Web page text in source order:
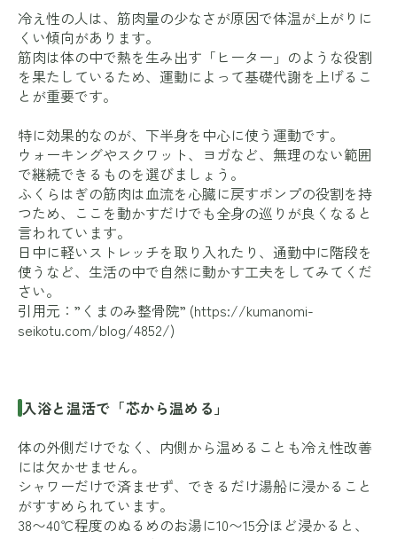
冷え性の人は、筋肉量の少なさが原因で体温が上がりに
くい傾向があります。
筋肉は体の中で熱を生み出す「ヒーター」のような役割
を果たしているため、運動によって基礎代謝を上げるこ
とが重要です。
特に効果的なのが、下半身を中心に使う運動です。
ウォーキングやスクワット、ヨガなど、無理のない範囲
で継続できるものを選びましょう。
ふくらはぎの筋肉は血流を心臓に戻すポンプの役割を持
つため、ここを動かすだけでも全身の巡りが良くなると
言われています。
日中に軽いストレッチを取り入れたり、通勤中に階段を
使うなど、生活の中で自然に動かす工夫をしてみてくだ
さい。
引用元：”くまのみ整骨院” (https://kumanomi-
seikotu.com/blog/4852/)
入浴と温活で「芯から温める」
体の外側だけでなく、内側から温めることも冷え性改善
には欠かせません。
シャワーだけで済ませず、できるだけ湯船に浸かること
がすすめられています。
38〜40℃程度のぬるめのお湯に10〜15分ほど浸かると、